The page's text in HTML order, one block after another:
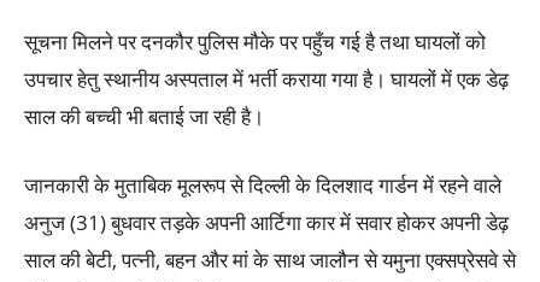
सूचना मिलने पर दनकौर पुलिस मौके पर पहुँच गई है तथा घायलों को
उपचार हेतु स्थानीय अस्पताल में भर्ती कराया गया है। घायलों में एक डेढ़
साल की बच्ची भी बताई जा रही है।
जानकारी के मुताबिक मूलरूप से दिल्ली के दिलशाद गार्डन में रहने वाले
अनुज (31) बुधवार तड़के अपनी आर्टिगा कार में सवार होकर अपनी डेढ़
साल की बेटी, पत्नी, बहन और मां के साथ जालौन से यमुना एक्सप्रेसवे से